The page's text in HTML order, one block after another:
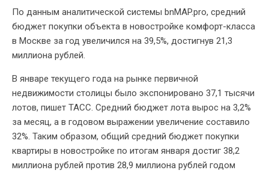
По данным аналитической системы bnMAP.pro, средний
бюджет покупки объекта в новостройке комфорт-класса
в Москве за год увеличился на 39,5%, достигнув 21,3
миллиона рублей.
В январе текущего года на рынке первичной
недвижимости столицы было экспонировано 37,1 тысячи
лотов, пишет ТАСС. Средний бюджет лота вырос на 3,2%
за месяц, а в годовом выражении увеличение составило
32%. Таким образом, общий средний бюджет покупки
квартиры в новостройке по итогам января достиг 38,2
миллиона рублей против 28,9 миллиона рублей годом